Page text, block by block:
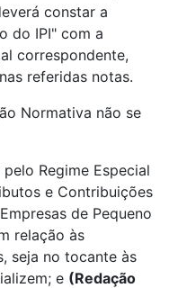
constar a
do IPI" com a
correspondente,
referidas notas.
Normativa não se
Regime Especial
e Contribuições
de Pequeno
relação às
seja no tocante às
e (Redação